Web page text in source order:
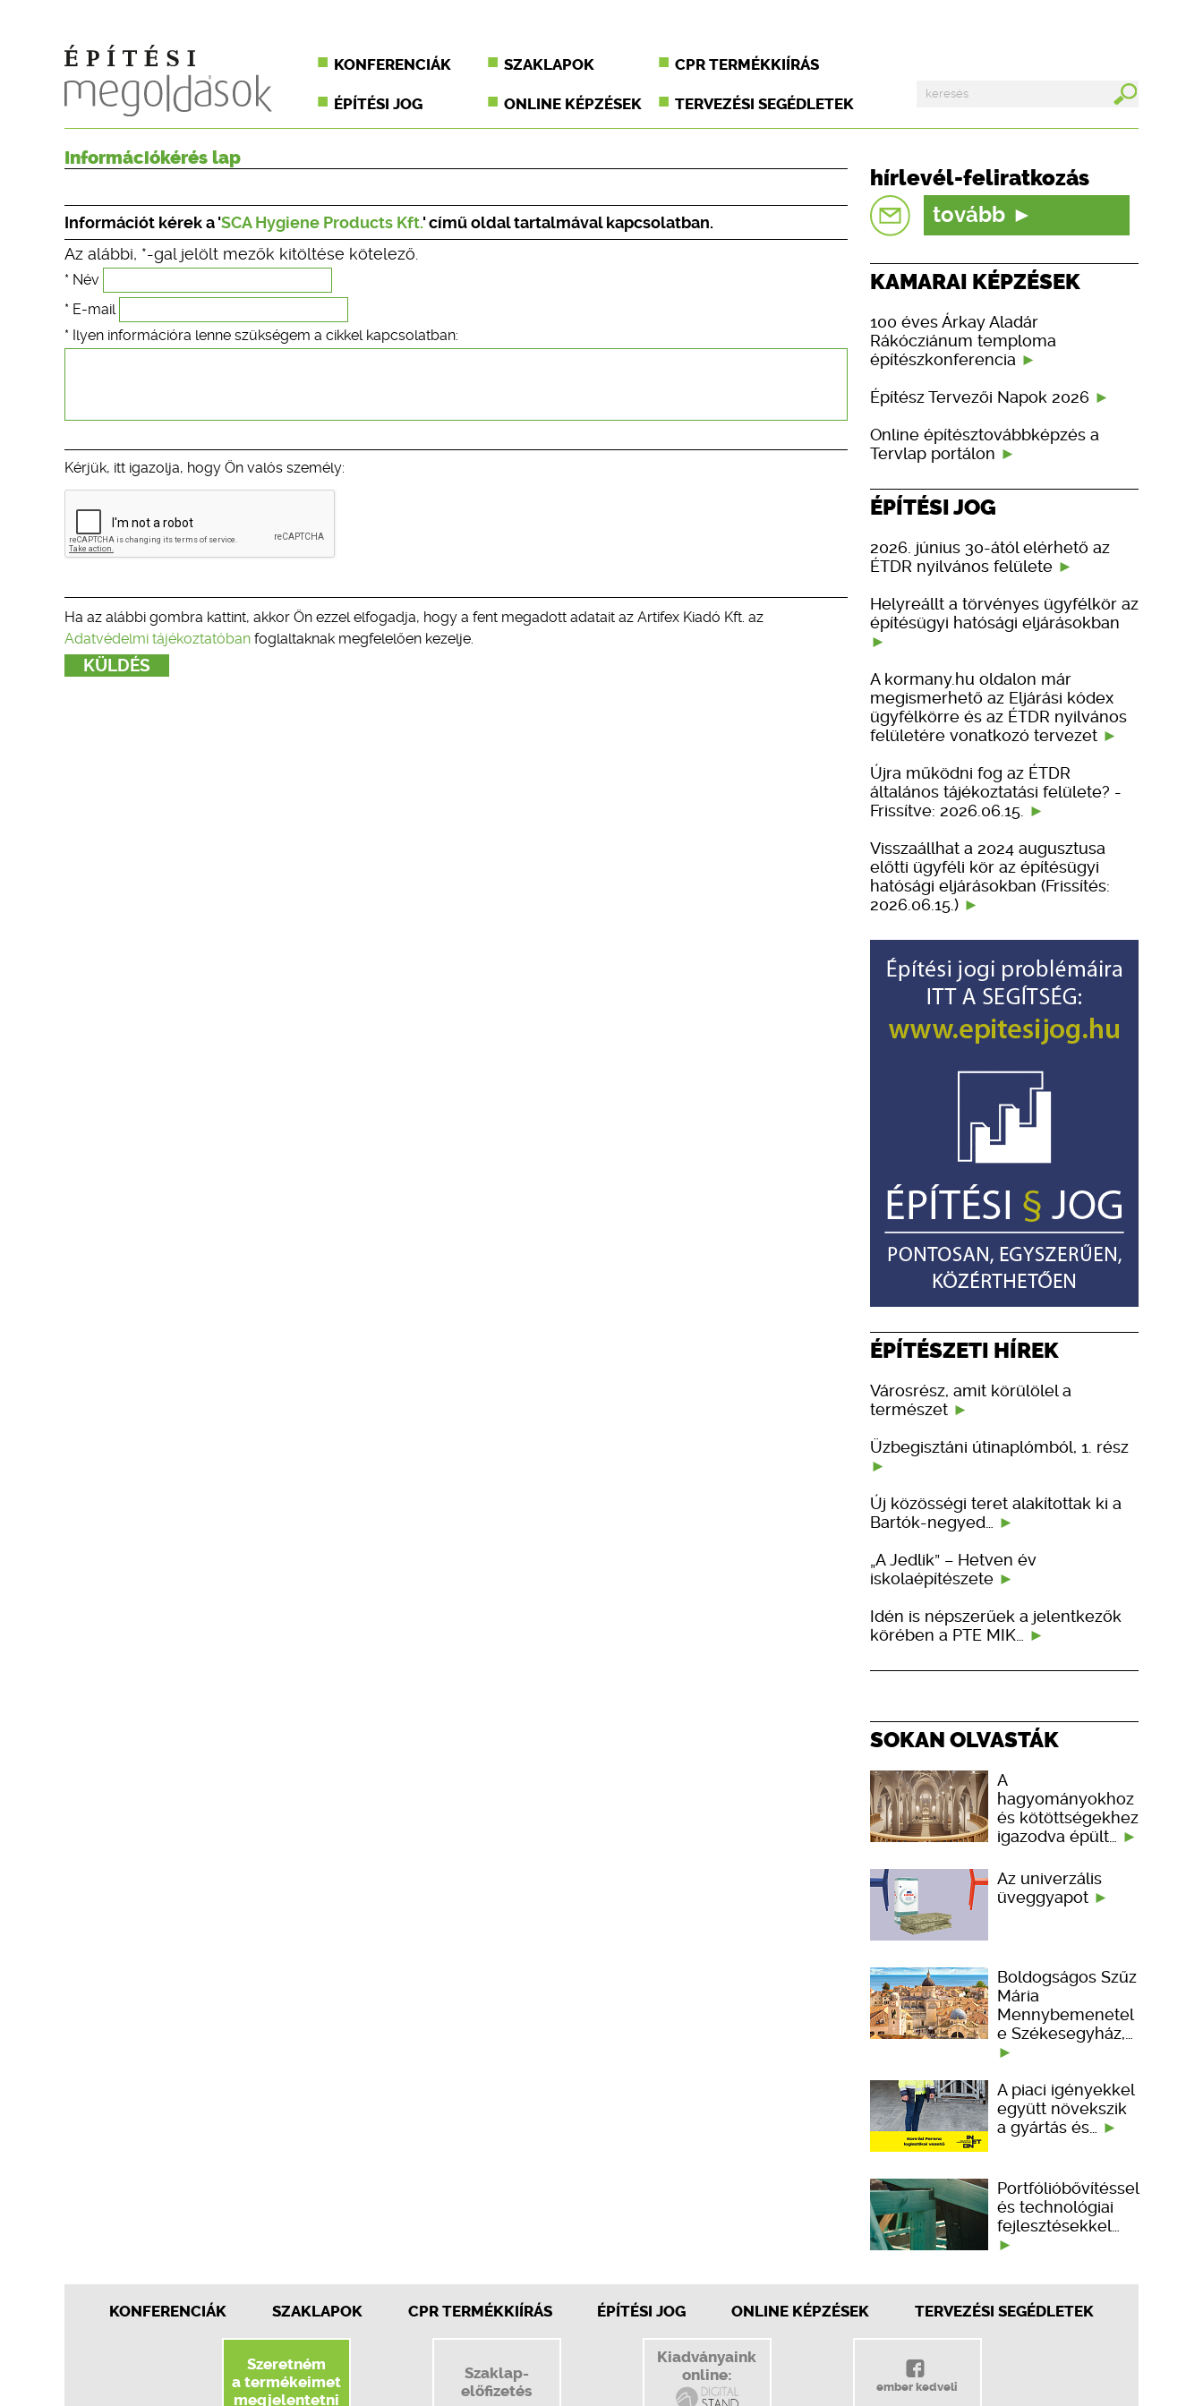
KONFERENCIÁK SZAKLAPOK CPR TERMÉKKIÍRÁS
ÉPÍTÉSI JOG ONLINE KÉPZÉSEK TERVEZÉSI SEGÉDLETEK
Információkérés lap
Információt kérek a 'SCA Hygiene Products Kft.' című oldal tartalmával kapcsolatban.
Az alábbi, *-gal jelölt mezők kitöltése kötelező.
* Név
* E-mail
* Ilyen információra lenne szükségem a cikkel kapcsolatban:
Kérjük, itt igazolja, hogy Ön valós személy:
Ha az alábbi gombra kattint, akkor Ön ezzel elfogadja, hogy a fent megadott adatait az Artifex Kiadó Kft. az
Adatvédelmi tájékoztatóban foglaltaknak megfelelően kezelje.
hírlevél-feliratkozás
tovább
KAMARAI KÉPZÉSEK
100 éves Árkay Aladár
Rákócziánum temploma
építészkonferencia
Építész Tervezői Napok 2026
Online építésztovábbképzés a
Tervlap portálon
ÉPÍTÉSI JOG
2026. június 30-ától elérhető az
ÉTDR nyilvános felülete
Helyreállt a törvényes ügyfélkör az
építésügyi hatósági eljárásokban
A kormany.hu oldalon már
megismerhető az Eljárási kódex
ügyfélkörre és az ÉTDR nyilvános
felületére vonatkozó tervezet
Újra működni fog az ÉTDR
általános tájékoztatási felülete? -
Frissítve: 2026.06.15.
Visszaállhat a 2024 augusztusa
előtti ügyféli kör az építésügyi
hatósági eljárásokban (Frissítés:
2026.06.15.)
ÉPÍTÉSZETI HÍREK
Városrész, amit körülölel a
természet
Üzbegisztáni útinaplómból, 1. rész
Új közösségi teret alakítottak ki a
Bartók-negyed…
„A Jedlik” – Hetven év
iskolaépítészete
Idén is népszerűek a jelentkezők
körében a PTE MIK…
SOKAN OLVASTÁK
A
hagyományokhoz
és kötöttségekhez
igazodva épült…
Az univerzális
üveggyapot
Boldogságos Szűz
Mária
Mennybemenetel
e Székesegyház,…
A piaci igényekkel
együtt növekszik
a gyártás és…
Portfólióbővítéssel
és technológiai
fejlesztésekkel…
KONFERENCIÁK SZAKLAPOK CPR TERMÉKKIÍRÁS ÉPÍTÉSI JOG ONLINE KÉPZÉSEK TERVEZÉSI SEGÉDLETEK
Szeretném
a termékeimet
megjelentetni
Szaklap-
előfizetés
Kiadványaink
online:
ember kedveli